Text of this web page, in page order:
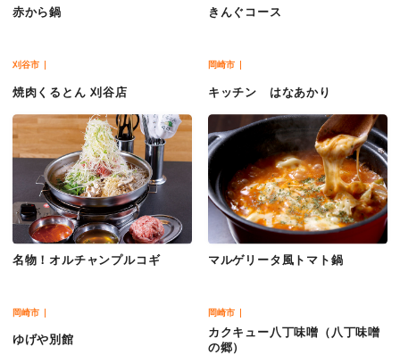
赤から鍋 きんぐコース
刈谷市
焼肉くるとん 刈谷店
名物！オルチャンプルコギ
岡崎市
キッチン はなあかり
マルゲリータ風トマト鍋
岡崎市
ゆげや別館
岡崎市
カクキュー八丁味噌（八丁味噌
の郷）